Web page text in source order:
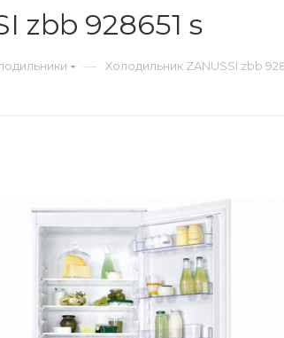
zbb 928651 s
— Холодильник ZANUSSI zbb